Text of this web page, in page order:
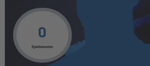
0
Spielminuten